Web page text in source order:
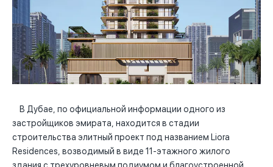
В Дубае, по официальной информации одного из
застройщиков эмирата, находится в стадии
строительства элитный проект под названием Liora
Residences, возводимый в виде 11-этажного жилого